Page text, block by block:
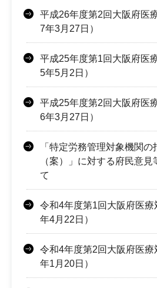
平成26年度第2回大阪府医
7年3月27日）
平成25年度第1回大阪府医
5年5月2日）
平成25年度第2回大阪府医
6年3月27日）
「特定労務管理対象機関
（案）」に対する府民意
て
令和4年度第1回大阪府医
年4月22日）
令和4年度第2回大阪府医
年1月20日）